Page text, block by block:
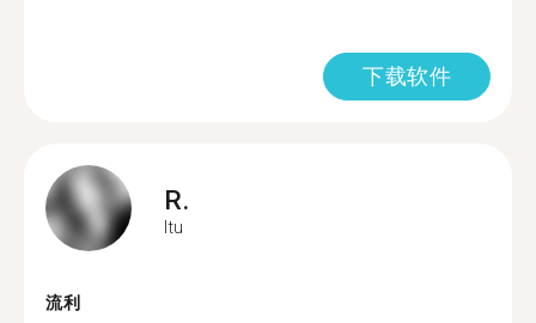
下载软件
R.
Itu
流利